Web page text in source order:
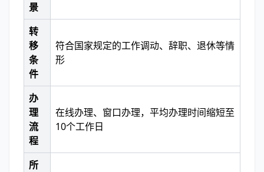
景
转
移
条
件
符合国家规定的工作调动、辞职、退休等情
形
办
理
流
程
在线办理、窗口办理，平均办理时间缩短至
10个工作日
所